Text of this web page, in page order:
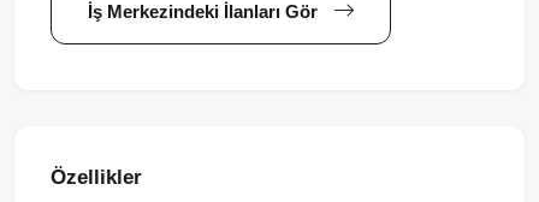
İş Merkezindeki İlanları Gör
Özellikler